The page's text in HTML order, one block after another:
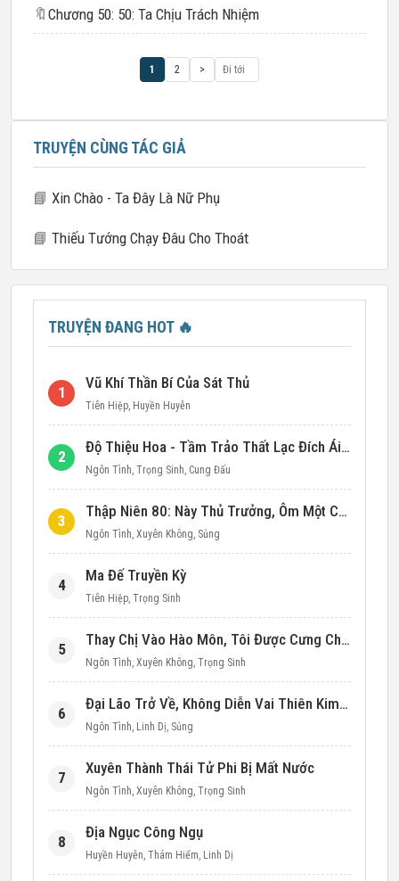
🔖 Chương 50: 50: Ta Chịu Trách Nhiệm
1 2 >
TRUYỆN CÙNG TÁC GIẢ
📘 Xin Chào - Ta Đây Là Nữ Phụ
📘 Thiếu Tướng Chạy Đâu Cho Thoát
TRUYỆN ĐANG HOT 🔥
1
Vũ Khí Thần Bí Của Sát Thủ
Tiên Hiệp, Huyền Huyễn
2
Độ Thiệu Hoa - Tầm Trảo Thất Lạc Đích Ái Tình
Ngôn Tình, Trọng Sinh, Cung Đấu
3
Thập Niên 80: Này Thủ Trưởng, Ôm Một Cái Đi!
Ngôn Tình, Xuyên Không, Sủng
4
Ma Đế Truyền Kỳ
Tiên Hiệp, Trọng Sinh
5
Thay Chị Vào Hào Môn, Tôi Được Cưng Chiều Hết Mực (Thập Niên 90)
Ngôn Tình, Xuyên Không, Trọng Sinh
6
Đại Lão Trở Về, Không Diễn Vai Thiên Kim Giả Nữa
Ngôn Tình, Linh Dị, Sủng
7
Xuyên Thành Thái Tử Phi Bị Mất Nước
Ngôn Tình, Xuyên Không, Trọng Sinh
8
Địa Ngục Công Ngụ
Huyền Huyễn, Thám Hiểm, Linh Dị